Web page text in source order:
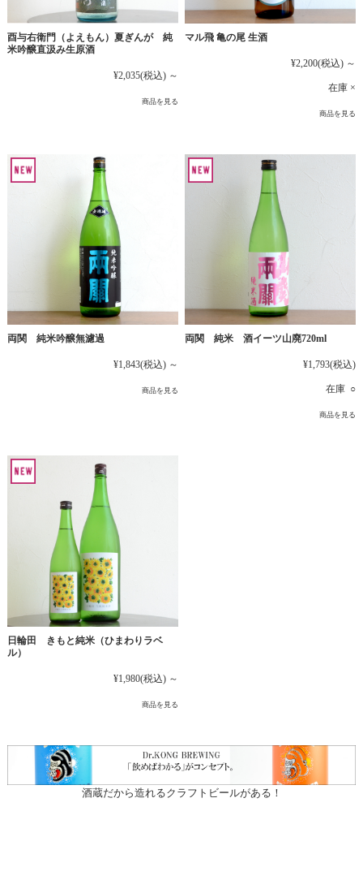
酉与右衛門（よえもん）夏ぎんが 純
米吟醸直汲み生原酒
¥2,035(税込) ～
商品を見る
マル飛 亀の尾 生酒
¥2,200(税込) ～
在庫 ×
商品を見る
両関 純米吟醸無濾過
¥1,843(税込) ～
商品を見る
両関 純米 酒イーツ山廃720ml
¥1,793(税込)
在庫 ○
商品を見る
日輪田 きもと純米（ひまわりラベ
ル）
¥1,980(税込) ～
商品を見る
酒蔵だから造れるクラフトビールがある！